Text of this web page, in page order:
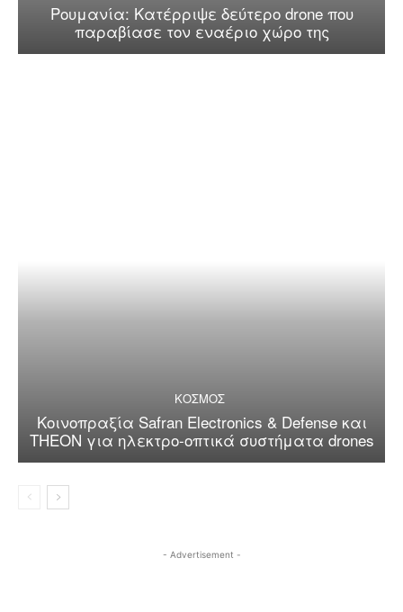
Ρουμανία: Κατέρριψε δεύτερο drone που
παραβίασε τον εναέριο χώρο της
ΚΟΣΜΟΣ
Κοινοπραξία Safran Electronics & Defense και
THEON για ηλεκτρο-οπτικά συστήματα drones
- Advertisement -